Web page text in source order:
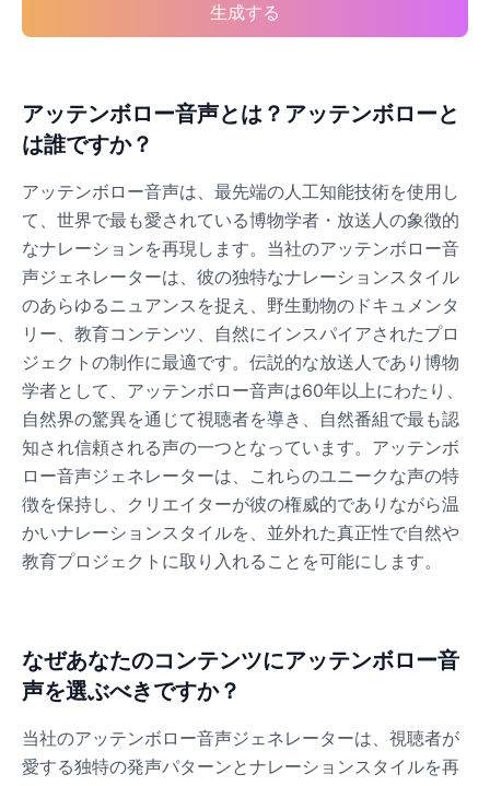
Emilia Clarke
Female @NYCgirl2009
Eminem
Emma Waston
Female @GamingPro365
Gavin Newsom
Male @KingArthur
Ice Spice
Female @KingArthur
Jack Black
Male @EchoVector
Jake Paul
生成する
アッテンボロー音声とは？アッテンボローと
は誰ですか？
アッテンボロー音声は、最先端の人工知能技術を使用し
て、世界で最も愛されている博物学者・放送人の象徴的
なナレーションを再現します。当社のアッテンボロー音
声ジェネレーターは、彼の独特なナレーションスタイル
のあらゆるニュアンスを捉え、野生動物のドキュメンタ
リー、教育コンテンツ、自然にインスパイアされたプロ
ジェクトの制作に最適です。伝説的な放送人であり博物
学者として、アッテンボロー音声は60年以上にわたり、
自然界の驚異を通じて視聴者を導き、自然番組で最も認
知され信頼される声の一つとなっています。アッテンボ
ロー音声ジェネレーターは、これらのユニークな声の特
徴を保持し、クリエイターが彼の権威的でありながら温
かいナレーションスタイルを、並外れた真正性で自然や
教育プロジェクトに取り入れることを可能にします。
なぜあなたのコンテンツにアッテンボロー音
声を選ぶべきですか？
当社のアッテンボロー音声ジェネレーターは、視聴者が
愛する独特の発声パターンとナレーションスタイルを再